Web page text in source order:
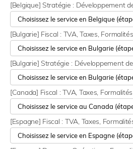
[Belgique] Stratégie : Développement
[Bulgarie] Fiscal : TVA, Taxes,
[Bulgarie] Stratégie : Développement
[Canada] Fiscal : TVA, Taxes,
[Espagne] Fiscal : TVA, Taxes,